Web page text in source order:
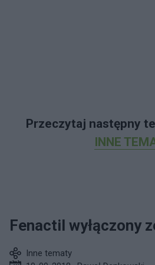
Przeczytaj następny
INNE
Fenactil wyłączony
Inne tematy